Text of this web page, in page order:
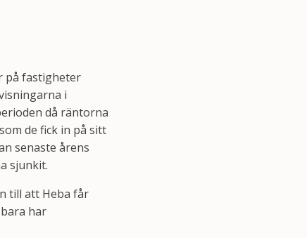
på fastigheter
i
då räntorna
de fick in på sitt
senaste årens
sjunkit.
till att Heba får
har